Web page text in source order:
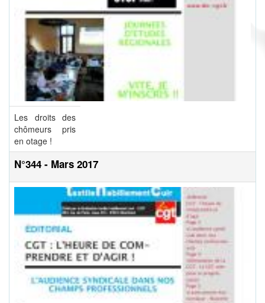
Les droits des
chômeurs pris
en otage !
N°344 - Mars 2017